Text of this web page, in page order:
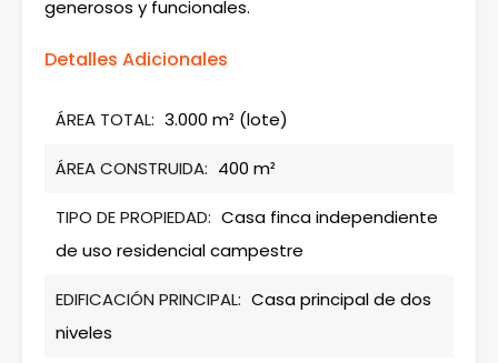
generosos y funcionales.
Detalles Adicionales
ÁREA TOTAL: 3.000 m² (lote)
ÁREA CONSTRUIDA: 400 m²
TIPO DE PROPIEDAD: Casa finca independiente
de uso residencial campestre
EDIFICACIÓN PRINCIPAL: Casa principal de dos
niveles